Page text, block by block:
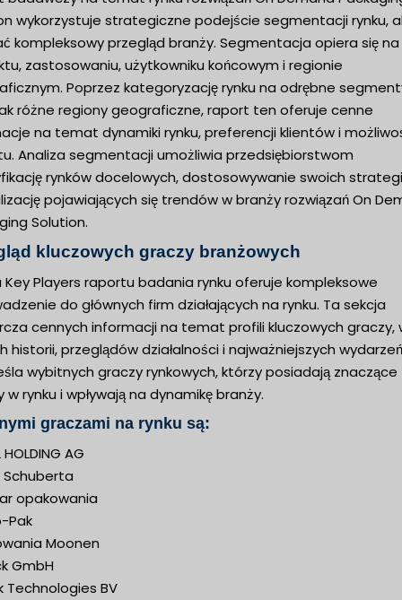
wykorzystuje strategiczne podejście segmentacji rynku,
kompleksowy przegląd branży. Segmentacja opiera się
zastosowaniu, użytkowniku końcowym i regionie
Poprzez kategoryzację rynku na odrębne
różne regiony geograficzne, raport ten oferuje cenne
na temat dynamiki rynku, preferencji klientów i
Analiza segmentacji umożliwia przedsiębiorstwom
rynków docelowych, dostosowywanie swoich
pojawiających się trendów w branży rozwiązań On
Solution.
kluczowych graczy branżowych
Key Players raportu badania rynku oferuje kompleksowe
do głównych firm działających na rynku. Ta sekcja
cennych informacji na temat profili kluczowych graczy,
historii, przeglądów działalności i najważniejszych
wybitnych graczy rynkowych, którzy posiadają znaczące
w rynku i wpływają na dynamikę branży.
graczami na rynku są:
HOLDING AG
Schuberta
opakowania
Pak
Moonen
GmbH
Technologies BV